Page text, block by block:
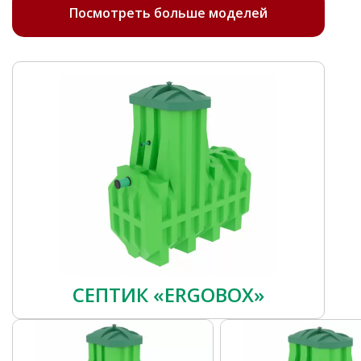
Посмотреть больше моделей
СЕПТИК «ERGOBOX»